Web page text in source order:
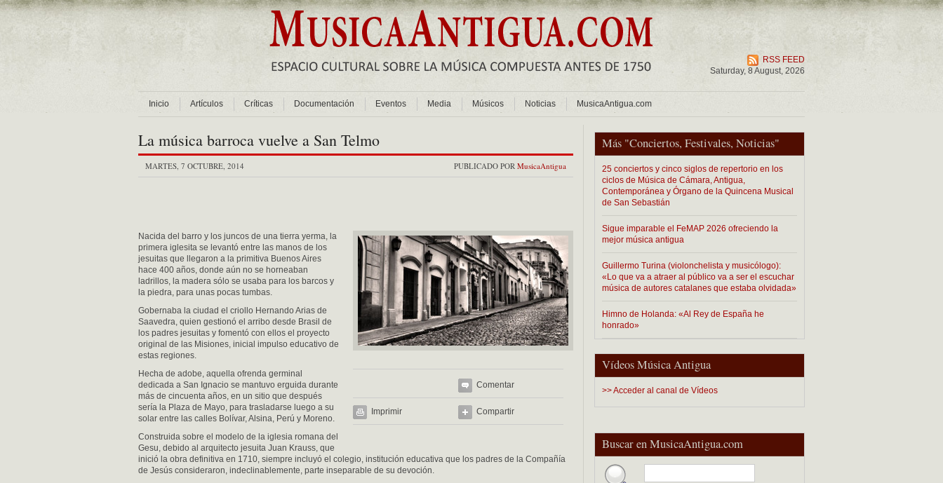
RSS FEED
Saturday, 8 August, 2026
Inicio Artículos Críticas Documentación Eventos Media Músicos Noticias MusicaAntigua.com
Más "Conciertos, Festivales, Noticias"
25 conciertos y cinco siglos de repertorio en los
ciclos de Música de Cámara, Antigua,
Contemporánea y Órgano de la Quincena Musical
de San Sebastián
Sigue imparable el FeMAP 2026 ofreciendo la
mejor música antigua
Guillermo Turina (violonchelista y musicólogo):
«Lo que va a atraer al público va a ser el escuchar
música de autores catalanes que estaba olvidada»
Himno de Holanda: «Al Rey de España he
honrado»
Vídeos Música Antigua
>> Acceder al canal de Vídeos
Buscar en MusicaAntigua.com
La música barroca vuelve a San Telmo
PUBLICADO POR MusicaAntigua
MARTES, 7 OCTUBRE, 2014
Comentar
Imprimir Compartir
Nacida del barro y los juncos de una tierra yerma, la
primera iglesita se levantó entre las manos de los
jesuitas que llegaron a la primitiva Buenos Aires
hace 400 años, donde aún no se horneaban
ladrillos, la madera sólo se usaba para los barcos y
la piedra, para unas pocas tumbas.
Gobernaba la ciudad el criollo Hernando Arias de
Saavedra, quien gestionó el arribo desde Brasil de
los padres jesuitas y fomentó con ellos el proyecto
original de las Misiones, inicial impulso educativo de
estas regiones.
Hecha de adobe, aquella ofrenda germinal
dedicada a San Ignacio se mantuvo erguida durante
más de cincuenta años, en un sitio que después
sería la Plaza de Mayo, para trasladarse luego a su
solar entre las calles Bolívar, Alsina, Perú y Moreno.
Construida sobre el modelo de la iglesia romana del
Gesu, debido al arquitecto jesuita Juan Krauss, que
inició la obra definitiva en 1710, siempre incluyó el colegio, institución educativa que los padres de la Compañía
de Jesús consideraron, indeclinablemente, parte inseparable de su devoción.